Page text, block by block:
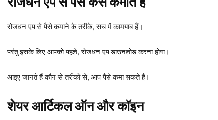
रोजधन एप से पैसे कमाने के तरीके, सच में कामयाब हैं।
परंतु इसके लिए आपको पहले, रोजधन एप डाउनलोड करना होगा।
आइए जानते हैं कौन से तरीकों से, आप पैसे कमा सकते हैं।
शेयर आर्टिकल ऑन और कॉइन